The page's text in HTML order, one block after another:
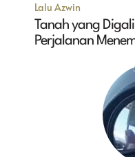
Lalu Azwin
Tanah yang
Perjalanan